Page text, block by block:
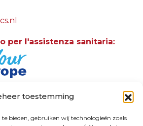
toestemming
bieden, gebruiken wij technologieën zoals
per l'assistenza sanitaria: